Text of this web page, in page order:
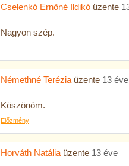
Cselenkó Ernőné Ildikó üzente
Nagyon szép.
Némethné Terézia üzente 13 éve
Köszönöm.
Előzmény
Horváth Natália üzente 13 éve